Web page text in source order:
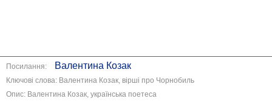
Посилання: Валентина Козак
Ключові слова: Валентина Козак, вірші про Чорнобиль
Опис: Валентина Козак, українська поетеса